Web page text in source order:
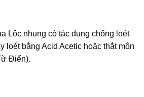
Lộc nhung có tác dụng chống loét
loét bằng Acid Acetic hoặc thắt môn
Điển).